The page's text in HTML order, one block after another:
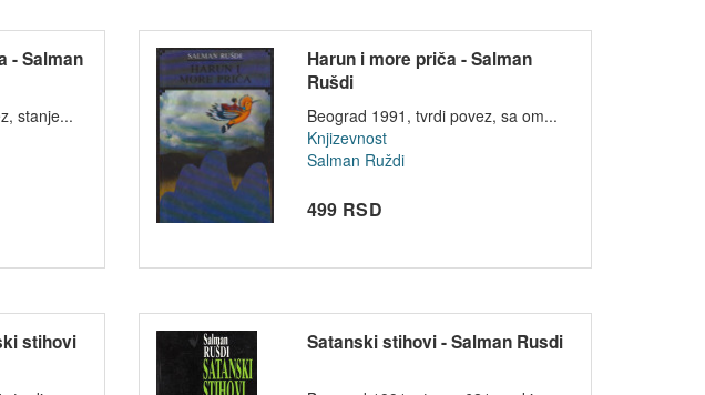
- Salman
stanje...
Harun i more priča - Salman
Rušdi
Beograd 1991, tvrdi povez, sa om...
Knjizevnost
Salman Ruždi
499 RSD
stihovi Satanski stihovi - Salman Rusdi